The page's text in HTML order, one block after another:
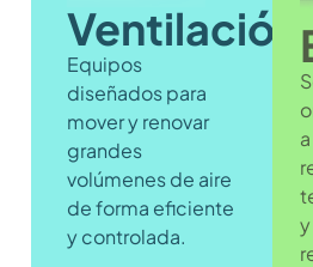
Ventilación
Equipos
diseñados para
mover y renovar
grandes
volúmenes de aire
de forma eficiente
y controlada.
a
y